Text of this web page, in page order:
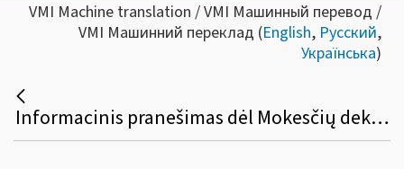
VMI Machine translation / VMI Машинный перевод /
VMI Машинний переклад (English, Русский,
Українська)
Informacinis pranešimas dėl Mokesčių deklaracijų pateikimo, jų pateikimo termino pratęsimo ir mokesčių mokėtojų laikino atleidimo nuo mokesčių deklaracijų ir (arba) kitų teisės aktuose nurodytų dokumentų pateikimo taisyklių pakeitimo